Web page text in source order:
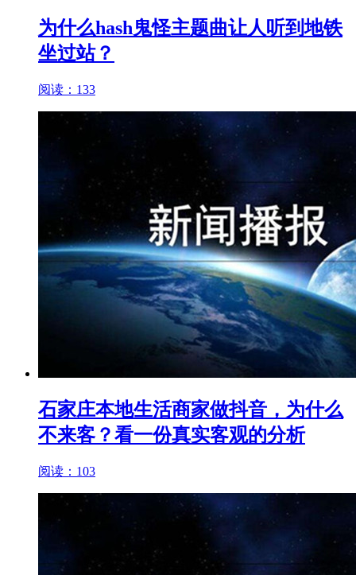
为什么hash鬼怪主题曲让人听到地铁
坐过站？
阅读：133
石家庄本地生活商家做抖音，为什么
不来客？看一份真实客观的分析
阅读：103